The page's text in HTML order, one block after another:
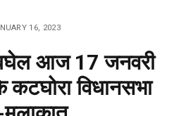
16, 2023
आज 17 जनवरी
विधानसभा